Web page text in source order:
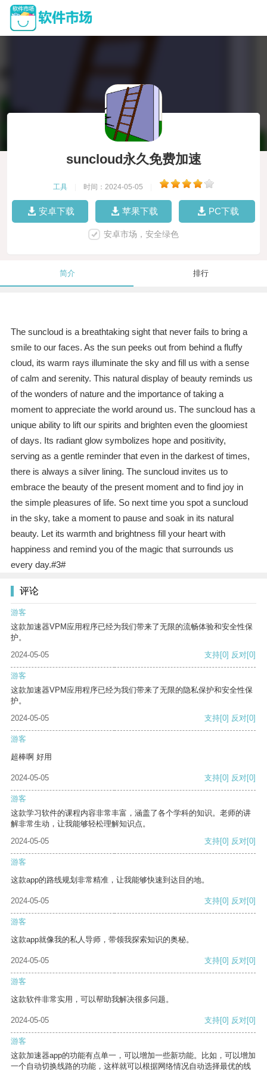
suncloud永久免费加速
工具 时间：2024-05-05
安卓下载 苹果下载 PC下载
安卓市场，安全绿色
简介 排行
The suncloud is a breathtaking sight that never fails to bring a
smile to our faces. As the sun peeks out from behind a fluffy
cloud, its warm rays illuminate the sky and fill us with a sense
of calm and serenity. This natural display of beauty reminds us
of the wonders of nature and the importance of taking a
moment to appreciate the world around us. The suncloud has a
unique ability to lift our spirits and brighten even the gloomiest
of days. Its radiant glow symbolizes hope and positivity,
serving as a gentle reminder that even in the darkest of times,
there is always a silver lining. The suncloud invites us to
embrace the beauty of the present moment and to find joy in
the simple pleasures of life. So next time you spot a suncloud
in the sky, take a moment to pause and soak in its natural
beauty. Let its warmth and brightness fill your heart with
happiness and remind you of the magic that surrounds us
every day.#3#
评论
游客
这款加速器VPM应用程序已经为我们带来了无限的流畅体验和安全性保
护。
2024-05-05
支持[0] 反对[0]
游客
这款加速器VPM应用程序已经为我们带来了无限的隐私保护和安全性保
护。
2024-05-05
支持[0] 反对[0]
游客
超棒啊 好用
2024-05-05 支持[0] 反对[0]
游客
这款学习软件的课程内容非常丰富，涵盖了各个学科的知识。老师的讲
解非常生动，让我能够轻松理解知识点。
2024-05-05
支持[0] 反对[0]
游客
这款app的路线规划非常精准，让我能够快速到达目的地。
2024-05-05 支持[0] 反对[0]
游客
这款app就像我的私人导师，带领我探索知识的奥秘。
2024-05-05 支持[0] 反对[0]
游客
这款软件非常实用，可以帮助我解决很多问题。
2024-05-05 支持[0] 反对[0]
游客
这款加速器app的功能有点单一，可以增加一些新功能。比如，可以增加
一个自动切换线路的功能，这样就可以根据网络情况自动选择最优的线